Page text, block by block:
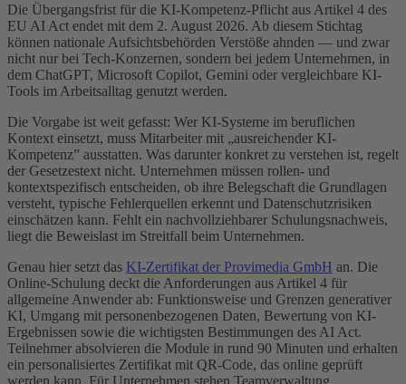
Die Übergangsfrist für die KI-Kompetenz-Pflicht aus Artikel 4 des
EU AI Act endet mit dem 2. August 2026. Ab diesem Stichtag
können nationale Aufsichtsbehörden Verstöße ahnden — und zwar
nicht nur bei Tech-Konzernen, sondern bei jedem Unternehmen, in
dem ChatGPT, Microsoft Copilot, Gemini oder vergleichbare KI-
Tools im Arbeitsalltag genutzt werden.
Die Vorgabe ist weit gefasst: Wer KI-Systeme im beruflichen
Kontext einsetzt, muss Mitarbeiter mit „ausreichender KI-
Kompetenz” ausstatten. Was darunter konkret zu verstehen ist, regelt
der Gesetzestext nicht. Unternehmen müssen rollen- und
kontextspezifisch entscheiden, ob ihre Belegschaft die Grundlagen
versteht, typische Fehlerquellen erkennt und Datenschutzrisiken
einschätzen kann. Fehlt ein nachvollziehbarer Schulungsnachweis,
liegt die Beweislast im Streitfall beim Unternehmen.
Genau hier setzt das KI-Zertifikat der Provimedia GmbH an. Die
Online-Schulung deckt die Anforderungen aus Artikel 4 für
allgemeine Anwender ab: Funktionsweise und Grenzen generativer
KI, Umgang mit personenbezogenen Daten, Bewertung von KI-
Ergebnissen sowie die wichtigsten Bestimmungen des AI Act.
Teilnehmer absolvieren die Module in rund 90 Minuten und erhalten
ein personalisiertes Zertifikat mit QR-Code, das online geprüft
werden kann. Für Unternehmen stehen Teamverwaltung,